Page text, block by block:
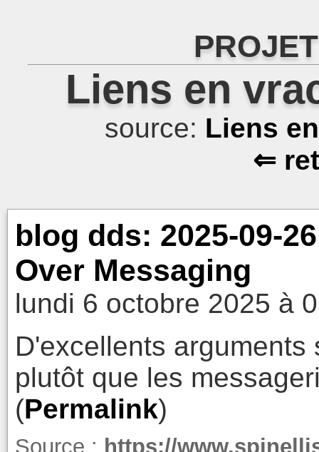
Liens en
source: Liens
⇐
blog dds: 2025-09-
Over Messaging
lundi 6 octobre 2025 à
D'excellents
plutôt que les
(Permalink)
Source : https://